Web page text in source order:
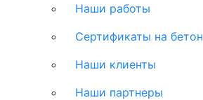
Наши работы
Сертификаты на бетон
Наши клиенты
Наши партнеры